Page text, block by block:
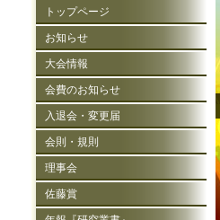
トップページ
お知らせ
大会情報
会費のお知らせ
入退会・変更届
会則・規則
理事会
佐藤賞